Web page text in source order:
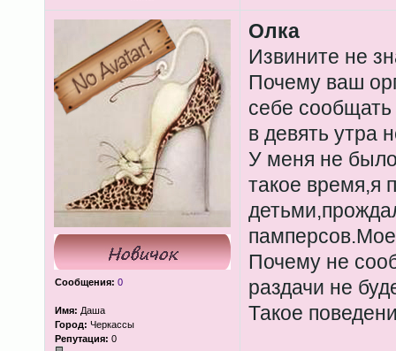
Сообщения: 0
Имя: Даша
Город: Черкассы
Репутация: 0
Олка
Извините не
Почему ваш
себе сообщать
в девять утра
У меня не
такое время,я
Почему не
раздачи не
Такое